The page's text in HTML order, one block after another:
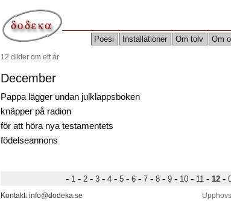
Poesi Installationer Om tolv Om
12 dikter om ett år
December
Pappa lägger undan julklappsboken
knäpper på radion
för att höra nya testamentets
födelseannons
-1 -2 -3 -4 -5 -6 -7 -8 -9 -10 -11 - 12 -
Kontakt: info@dodeka.se